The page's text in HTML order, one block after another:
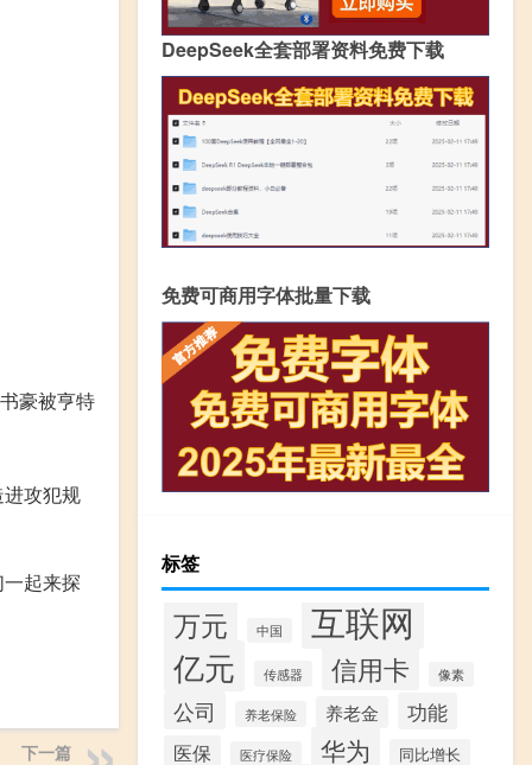
豪被亨特
攻犯规
起来探
下一篇
DeepSeek全套部署资料免费下载
免费可商用字体批量下载
标签
万元 中国 互联网
亿元 传感器 信用卡 像素
公司 养老保险 养老金 功能
医保 医疗保险 华为 同比增长